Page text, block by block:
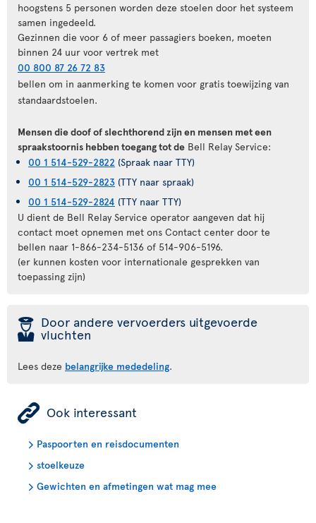
hoogstens 5 personen worden deze stoelen door het systeem
samen ingedeeld.
Gezinnen die voor 6 of meer passagiers boeken, moeten
binnen 24 uur voor vertrek met
00 800 87 26 72 83
bellen om in aanmerking te komen voor gratis toewijzing van
standaardstoelen.
Mensen die doof of slechthorend zijn en mensen met een
spraakstoornis hebben toegang tot de Bell Relay Service:
00 1 514-529-2822 (Spraak naar TTY)
00 1 514-529-2823 (TTY naar spraak)
00 1 514-529-2824 (TTY naar TTY)
U dient de Bell Relay Service operator aangeven dat hij
contact moet opnemen met ons Contact center door te
bellen naar 1-866-234-5136 of 514-906-5196.
(er kunnen kosten voor internationale gesprekken van
toepassing zijn)
þ Door andere vervoerders uitgevoerde
vluchten
Lees deze belangrijke mededeling.
ÿ Ook interessant
Paspoorten en reisdocumenten
stoelkeuze
Gewichten en afmetingen wat mag mee